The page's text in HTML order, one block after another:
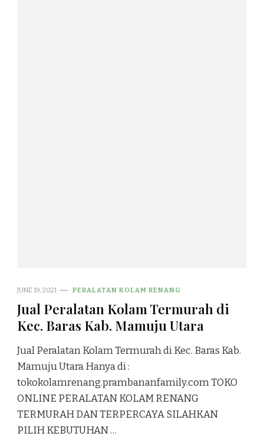
JUNE 19, 2021 PERALATAN KOLAM RENANG
Jual Peralatan Kolam Termurah di
Kec. Baras Kab. Mamuju Utara
Jual Peralatan Kolam Termurah di Kec. Baras Kab.
Mamuju Utara Hanya di :
tokokolamrenang.prambananfamily.com TOKO
ONLINE PERALATAN KOLAM RENANG
TERMURAH DAN TERPERCAYA SILAHKAN
PILIH KEBUTUHAN …